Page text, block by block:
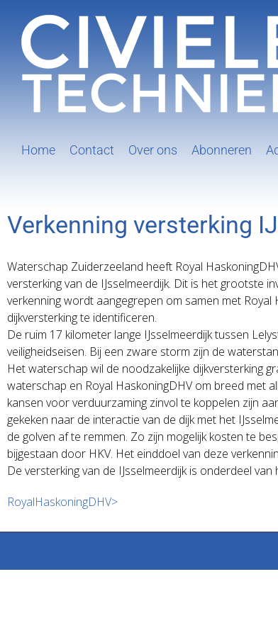
inhoud
Home Contact Over ons Abonneren
Verkenning versterking
Waterschap Zuiderzeeland heeft Royal
versterking van de IJsselmeerdijk. Dit is het grootste
verkenning wordt aangegrepen om samen met
dijkversterking te identificeren.
De ruim 17 kilometer lange IJsselmeerdijk tussen
veiligheidseisen. Bij een zware storm zijn de
Het waterschap wil de noodzakelijke dijkversterking
waterschap en Royal HaskoningDHV om breed met
kansen voor verduurzaming zinvol te koppelen zijn
gekeken naar de interactie van de dijk met het
de golven af te remmen. Zo zijn mogelijk kosten te
bijgestaan door HKV. Het einddoel van deze
De versterking van de IJsselmeerdijk is onderdeel
RoyalHaskoningDHV>